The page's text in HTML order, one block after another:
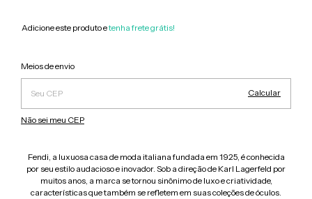
Adicione este produto etenha frete grátis!
Entregas para o CEP:
Meios de envio
Calcular
Não sei meu CEP
Fendi, a luxuosa casa de moda italiana fundada em 1925, é conhecida
por seu estilo audacioso e inovador. Sob a direção de Karl Lagerfeld por
muitos anos, a marca se tornou sinônimo de luxo e criatividade,
características que também se refletem em suas coleções de óculos.